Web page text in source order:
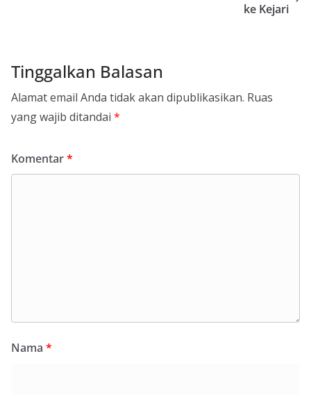
ke Kejari
Tinggalkan Balasan
Alamat email Anda tidak akan dipublikasikan. Ruas
yang wajib ditandai *
Komentar*
Nama *